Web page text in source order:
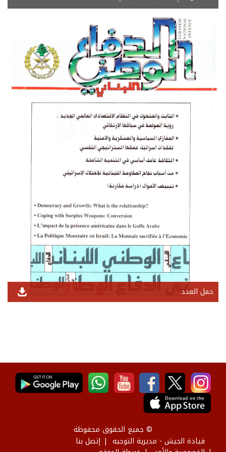
حمل العدد
© جميع الحقوق محفوظة
قيادة الجيش - مديرية التوجيه
إتصل بنا